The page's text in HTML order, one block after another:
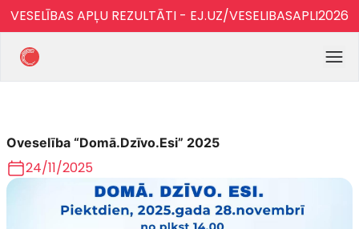
VESELĪBAS APĻU REZULTĀTI - EJ.UZ/VESELIBASAPLI2026
Oveselība “Domā.Dzīvo.Esi” 2025
24/11/2025